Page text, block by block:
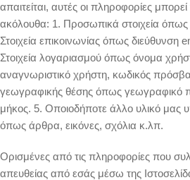
απαιτείται, αυτές οι πληροφορίες
ακόλουθα: 1. Προσωπικά στοιχεία
Στοιχεία επικοινωνίας όπως διεύθυνση
Στοιχεία λογαριασμού όπως όνομα
αναγνωριστικό χρήστη, κωδικός
γεωγραφικής θέσης όπως γεωγραφικό
μήκος. 5. Οποιοδήποτε άλλο υλικό μας
όπως άρθρα, εικόνες, σχόλια κ.λπ.
Ορισμένες από τις πληροφορίες που
απευθείας από εσάς μέσω της